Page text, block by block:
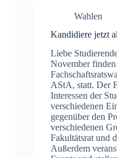
Wahlen
Kandidiere jetzt
Liebe
November
AStA, statt. Der
Interessen der
verschiedenen
gegenüber den
verschiedenen
Fakultätsrat und
Außerdem